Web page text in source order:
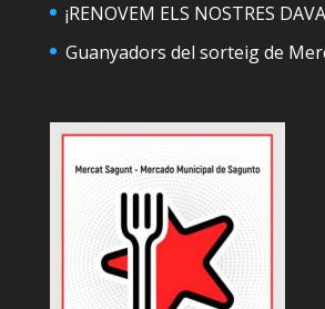
¡RENOVEM ELS NOSTRES
Guanyadors del sorteig de